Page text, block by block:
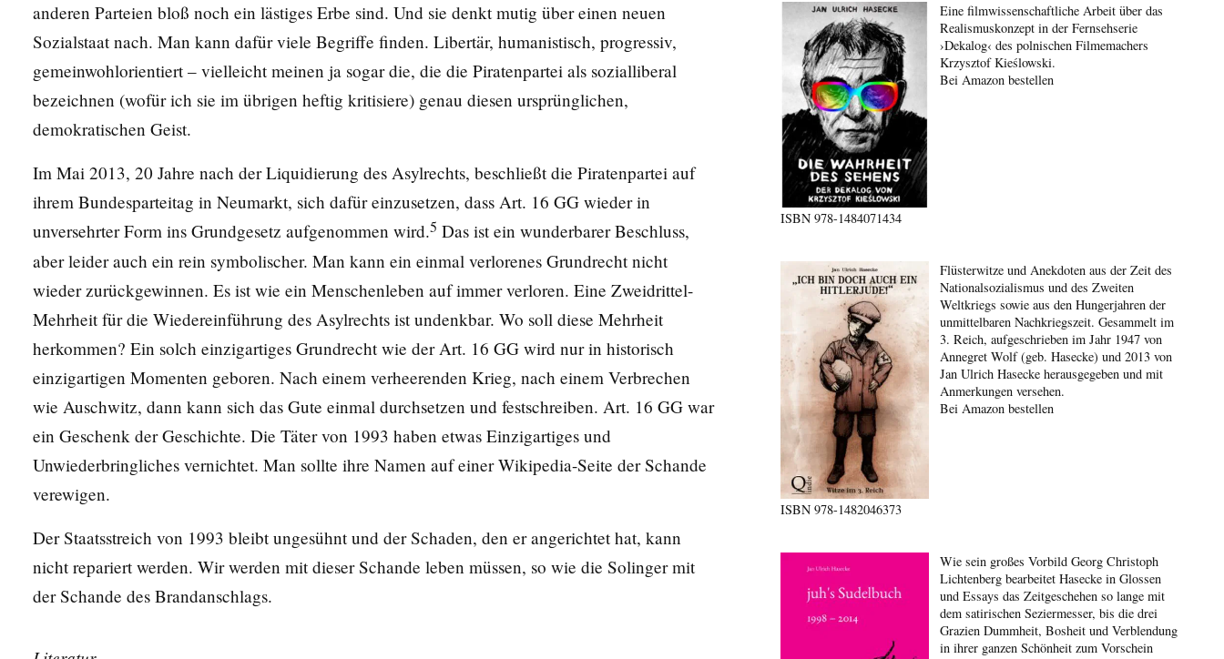
anderen Parteien bloß noch ein lästiges Erbe sind. Und sie denkt mutig über einen neuen
Sozialstaat nach. Man kann dafür viele Begriffe finden. Libertär, humanistisch, progressiv,
gemeinwohlorientiert – vielleicht meinen ja sogar die, die die Piratenpartei als sozialliberal
bezeichnen (wofür ich sie im übrigen heftig kritisiere) genau diesen ursprünglichen,
demokratischen Geist.
Im Mai 2013, 20 Jahre nach der Liquidierung des Asylrechts, beschließt die Piratenpartei auf
ihrem Bundesparteitag in Neumarkt, sich dafür einzusetzen, dass Art. 16 GG wieder in
unversehrter Form ins Grundgesetz aufgenommen wird.5 Das ist ein wunderbarer Beschluss,
aber leider auch ein rein symbolischer. Man kann ein einmal verlorenes Grundrecht nicht
wieder zurückgewinnen. Es ist wie ein Menschenleben auf immer verloren. Eine Zweidrittel-
Mehrheit für die Wiedereinführung des Asylrechts ist undenkbar. Wo soll diese Mehrheit
herkommen? Ein solch einzigartiges Grundrecht wie der Art. 16 GG wird nur in historisch
einzigartigen Momenten geboren. Nach einem verheerenden Krieg, nach einem Verbrechen
wie Auschwitz, dann kann sich das Gute einmal durchsetzen und festschreiben. Art. 16 GG war
ein Geschenk der Geschichte. Die Täter von 1993 haben etwas Einzigartiges und
Unwiederbringliches vernichtet. Man sollte ihre Namen auf einer Wikipedia-Seite der Schande
verewigen.
Der Staatsstreich von 1993 bleibt ungesühnt und der Schaden, den er angerichtet hat, kann
nicht repariert werden. Wir werden mit dieser Schande leben müssen, so wie die Solinger mit
der Schande des Brandanschlags.
ISBN978-1484071434
Eine filmwissenschaftliche Arbeit über das
Realismuskonzept in der Fernsehserie
›Dekalog‹ des polnischen Filmemachers
Krzysztof Kieślowski.
Bei Amazon bestellen
ISBN978-1482046373
Flüsterwitze und Anekdoten aus der Zeit des
Nationalsozialismus und des Zweiten
Weltkriegs sowie aus den Hungerjahren der
unmittelbaren Nachkriegszeit. Gesammelt im
3. Reich, aufgeschrieben im Jahr 1947 von
Annegret Wolf (geb. Hasecke) und 2013 von
Jan Ulrich Hasecke herausgegeben und mit
Anmerkungen versehen.
Bei Amazon bestellen
Wie sein großes Vorbild Georg Christoph
Lichtenberg bearbeitet Hasecke in Glossen
und Essays das Zeitgeschehen so lange mit
dem satirischen Seziermesser, bis die drei
Grazien Dummheit, Bosheit und Verblendung
in ihrer ganzen Schönheit zum Vorschein